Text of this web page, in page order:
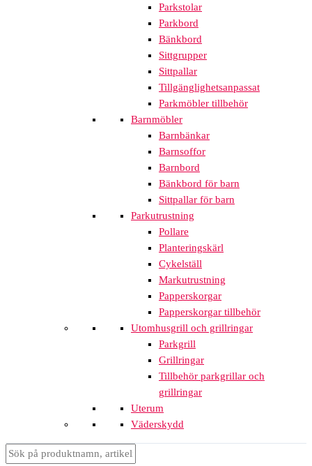
Parkstolar
Parkbord
Bänkbord
Sittgrupper
Sittpallar
Tillgänglighetsanpassat
Parkmöbler tillbehör
Barnmöbler
Barnbänkar
Barnsoffor
Barnbord
Bänkbord för barn
Sittpallar för barn
Parkutrustning
Pollare
Planteringskärl
Cykelställ
Markutrustning
Papperskorgar
Papperskorgar tillbehör
Utomhusgrill och grillringar
Parkgrill
Grillringar
Tillbehör parkgrillar och
grillringar
Uterum
Väderskydd